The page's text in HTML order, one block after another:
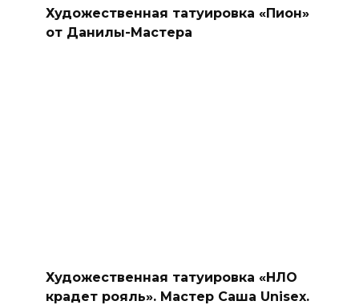
Художественная татуировка «Пион»
от Данилы-Мастера
Художественная татуировка «НЛО
крадет рояль». Мастер Саша Unisex.